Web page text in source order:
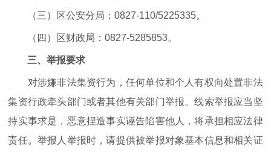
（三）区公安分局：0827-110/5225335。
（四）区财政局：0827-5285853。
三、举报要求
对涉嫌非法集资行为，任何单位和个人有权向处置非法
集资行政牵头部门或者其他有关部门举报。线索举报应当坚
持实事求是，恶意捏造事实诬告陷害他人，将承担相应法律
责任。举报人举报时，请提供被举报对象基本信息和相关证